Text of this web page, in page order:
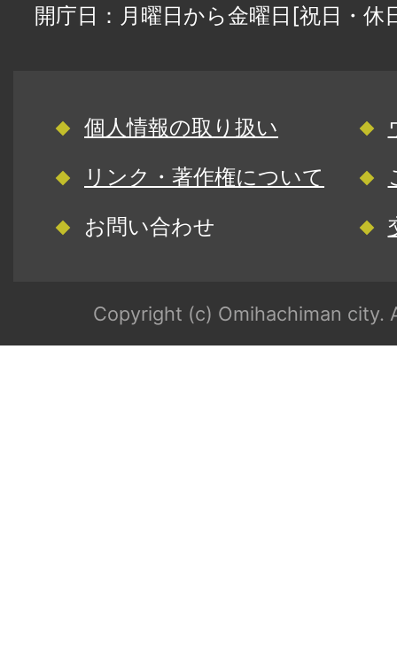
開庁日：月曜日から金曜日[祝日・
個人情報の取り扱い
リンク・著作権について
お問い合わせ
Copyright (c) Omihachiman city.